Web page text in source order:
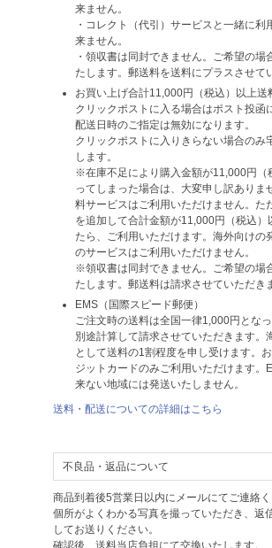
来ません。
・コレクト（代引）サービスと一緒に利
来ません。
・領収書は同封できません。ご希望の場
たします。郵送料を送料にプラスさせて
お買い上げ合計11,000円（税込）以上送
クリックポストに入る場合はポスト投函
配送日時のご指定は無効になります。
クリックポストに入りきらない場合のみ
します。
※在庫不足により購入金額が11,000円（
ってしまった場合は、大変申し訳ありま
料サービスはご利用いただけません。た
を追加して合計金額が11,000円（税込）
たら、ご利用いただけます。海外向けの
のサービスはご利用いただけません。
※領収書は同封できません。ご希望の場
たします。郵送料は請求させていただき
EMS（国際スピード郵便）
ご注文時の送料は全国一律1,000円となっ
別途計算して請求させていただきます。
として送料の1割程度を申し受けます。
ジットカードのみご利用いただけます。
来ない地域には発送いたしません。
送料・配送についての詳細はこちら
不良品・返品について
商品到着後5営業日以内にメールにてご連絡
個所がよくわかる写真を撮っていただき、返
してお送りください。
確認後、送料当店負担にて交換いたします。